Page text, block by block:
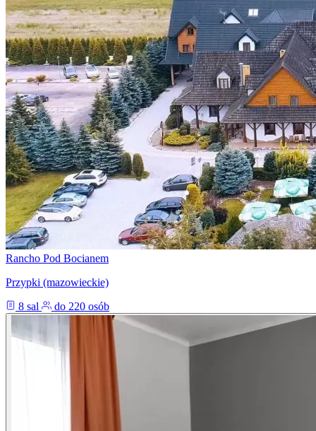
Rancho Pod Bocianem
Przypki (mazowieckie)
8 sal
do 220 osób